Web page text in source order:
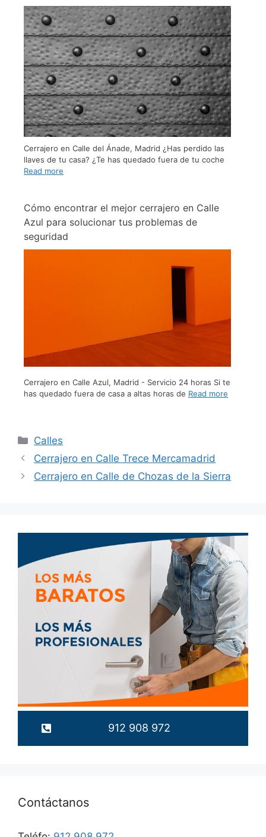
Cerrajero en Calle del Ánade, Madrid ¿Has perdido las
llaves de tu casa? ¿Te has quedado fuera de tu coche
Read more
Cómo encontrar el mejor cerrajero en Calle
Azul para solucionar tus problemas de
seguridad
Cerrajero en Calle Azul, Madrid - Servicio 24 horas Si te
has quedado fuera de casa a altas horas de Read more
Calles
Cerrajero en Calle Trece Mercamadrid
Cerrajero en Calle de Chozas de la Sierra
912 908 972
Contáctanos